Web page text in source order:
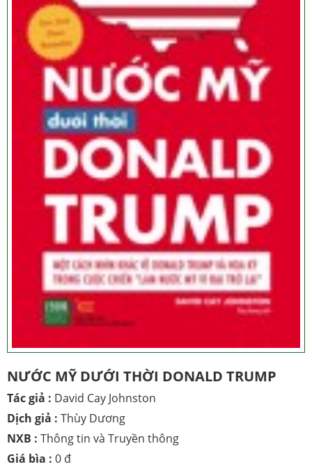
NƯỚC MỸ DƯỚI THỜI DONALD TRUMP
Tác giả : David Cay Johnston
Dịch giả : Thùy Dương
NXB : Thông tin và Truyền thông
Giá bìa : 0 đ